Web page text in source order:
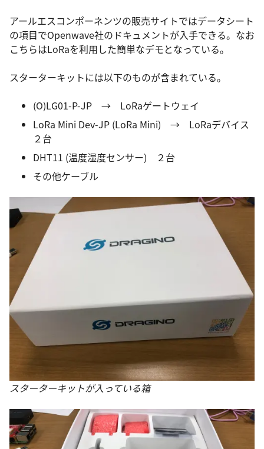
アールエスコンポーネンツの販売サイトではデータシート
の項目でOpenwave社のドキュメントが入手できる。なお
こちらはLoRaを利用した簡単なデモとなっている。
スターターキットには以下のものが含まれている。
(O)LG01-P-JP → LoRaゲートウェイ
LoRa Mini Dev-JP (LoRa Mini) → LoRaデバイス
２台
DHT11 (温度湿度センサー) ２台
その他ケーブル
スターターキットが入っている箱